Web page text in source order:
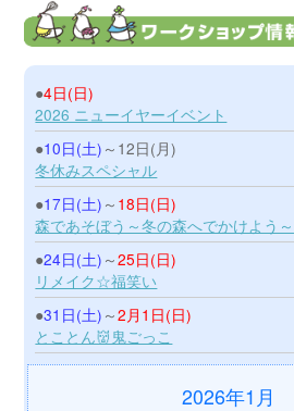
●4日(日)
2026 ニューイヤーイベント
●10日(土) ～12日(月)
冬休みスペシャル
●17日(土) ～ 18日(日)
森であそぼう～冬の森へでかけよう～
●24日(土) ～25日(日)
リメイク☆福笑い
●31日(土) ～2月1日(日)
とことん👹鬼ごっこ
2026年1